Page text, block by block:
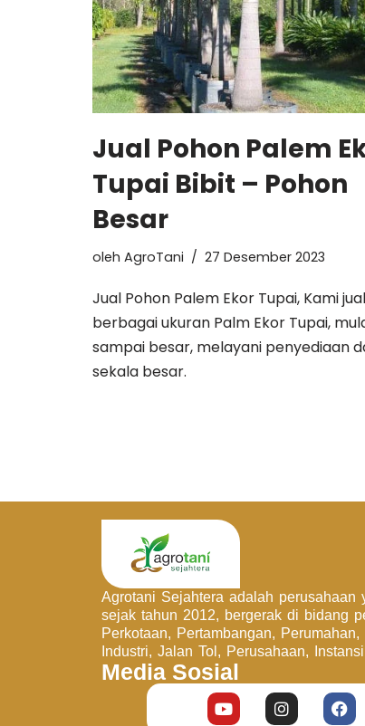
Jual Pohon Palem
Tupai Bibit – Pohon
Besar
oleh AgroTani 27 Desember 2023
Jual Pohon Palem Ekor Tupai, Kami jual
berbagai ukuran Palm Ekor Tupai,
sampai besar, melayani penyediaan
sekala besar.
Agrotani Sejahtera adalah perusahaan
sejak tahun 2012, bergerak di bidang
Perkotaan, Pertambangan, Perumahan,
Industri, Jalan Tol, Perusahaan,
Media Sosial